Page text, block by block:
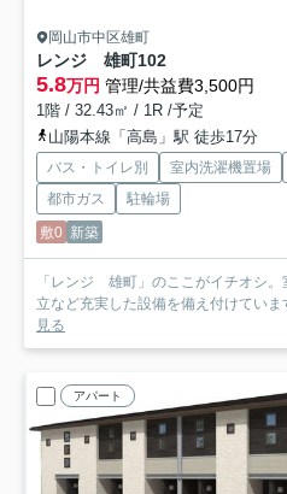
岡山市中区雄町
レンジ 雄町102
5.8万円 管理/共益費3,500円
1階 / 32.43㎡ / 1R /予定
山陽本線「高島」駅 徒歩17分
バス・トイレ別 室内洗濯機置場
都市ガス
駐輪場
敷0 新築
「レンジ 雄町」のここがイチオシ
立など充実した設備を備え付けてい
見る
アパート